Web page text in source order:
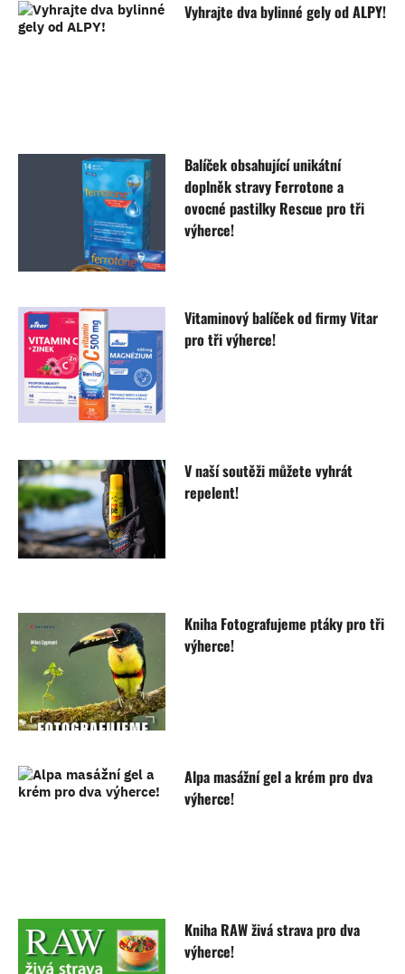
Vyhrajte dva bylinné gely od ALPY!
Balíček obsahující unikátní
doplněk stravy Ferrotone a
ovocné pastilky Rescue pro tři
výherce!
Vitaminový balíček od firmy Vitar
pro tři výherce!
V naší soutěži můžete vyhrát
repelent!
Kniha Fotografujeme ptáky pro tři
výherce!
Alpa masážní gel a krém pro dva
výherce!
Kniha RAW živá strava pro dva
výherce!